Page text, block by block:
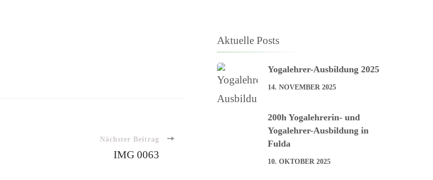
Nächster Beitrag
IMG 0063
Aktuelle Posts
Yogalehrer-Ausbildung 2025
14. NOVEMBER 2025
200h Yogalehrerin- und
Yogalehrer-Ausbildung in
Fulda
10. OKTOBER 2025